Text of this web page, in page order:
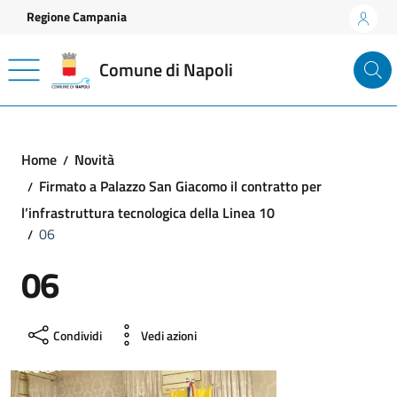
Vai ai contenuti
Vai al footer
Regione Campania
Comune di Napoli
Home
Novità
Firmato a Palazzo San Giacomo il contratto per
l’infrastruttura tecnologica della Linea 10
06
06
Condividi Vedi azioni